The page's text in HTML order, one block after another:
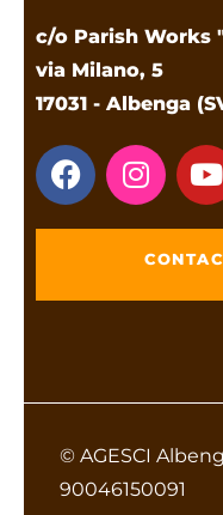
c/o Parish Works
via Milano, 5
17031 - Albenga
© AGESCI
90046150091